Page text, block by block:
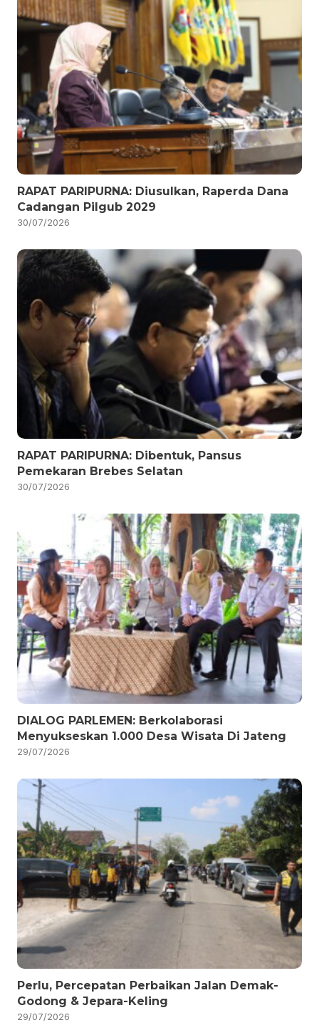
RAPAT PARIPURNA: Diusulkan, Raperda Dana
Cadangan Pilgub 2029
30/07/2026
RAPAT PARIPURNA: Dibentuk, Pansus
Pemekaran Brebes Selatan
30/07/2026
DIALOG PARLEMEN: Berkolaborasi
Menyukseskan 1.000 Desa Wisata Di Jateng
29/07/2026
Perlu, Percepatan Perbaikan Jalan Demak-
Godong & Jepara-Keling
29/07/2026